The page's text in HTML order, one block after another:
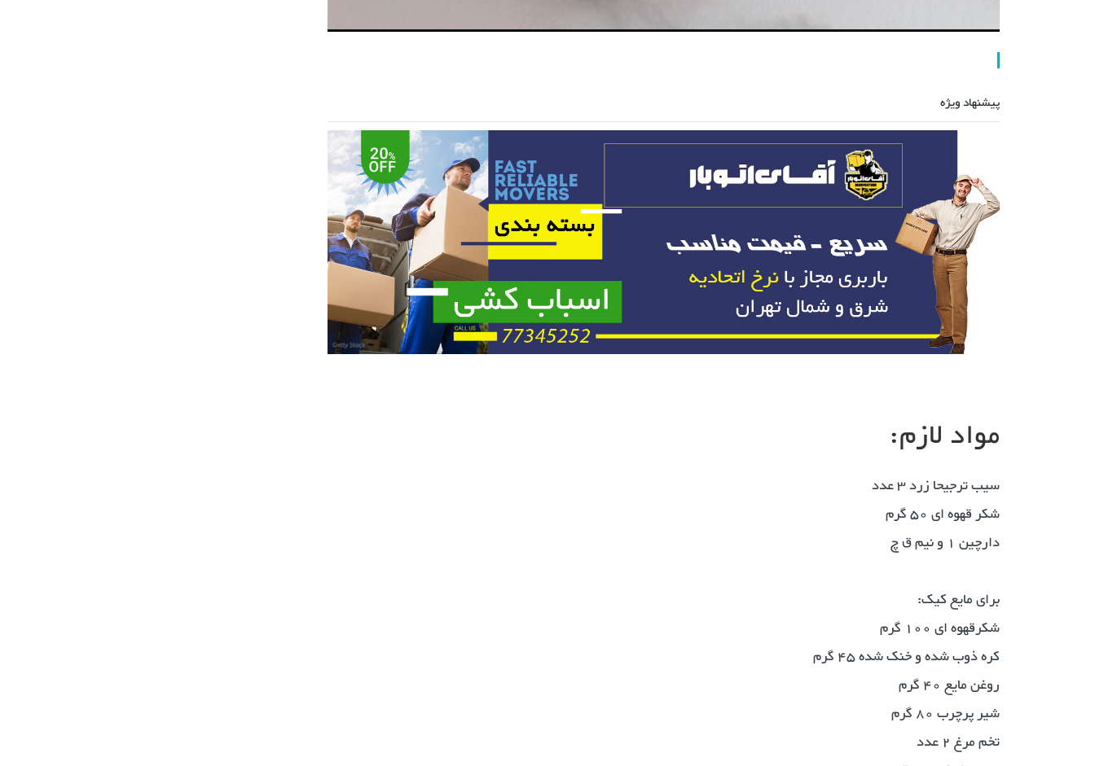
پیشنهاد ویژه
مواد لازم:
سیب ترجیحا زرد 3 عدد
شکر قهوه ای 50 گرم
دارچین 1 و نیم ق چ
برای مایع کیک:
شکرقهوه ای 100 گرم
کره ذوب شده و خنک شده 45 گرم
روغن مایع 40 گرم
شیر پرچرب 80 گرم
تخم مرغ 2 عدد